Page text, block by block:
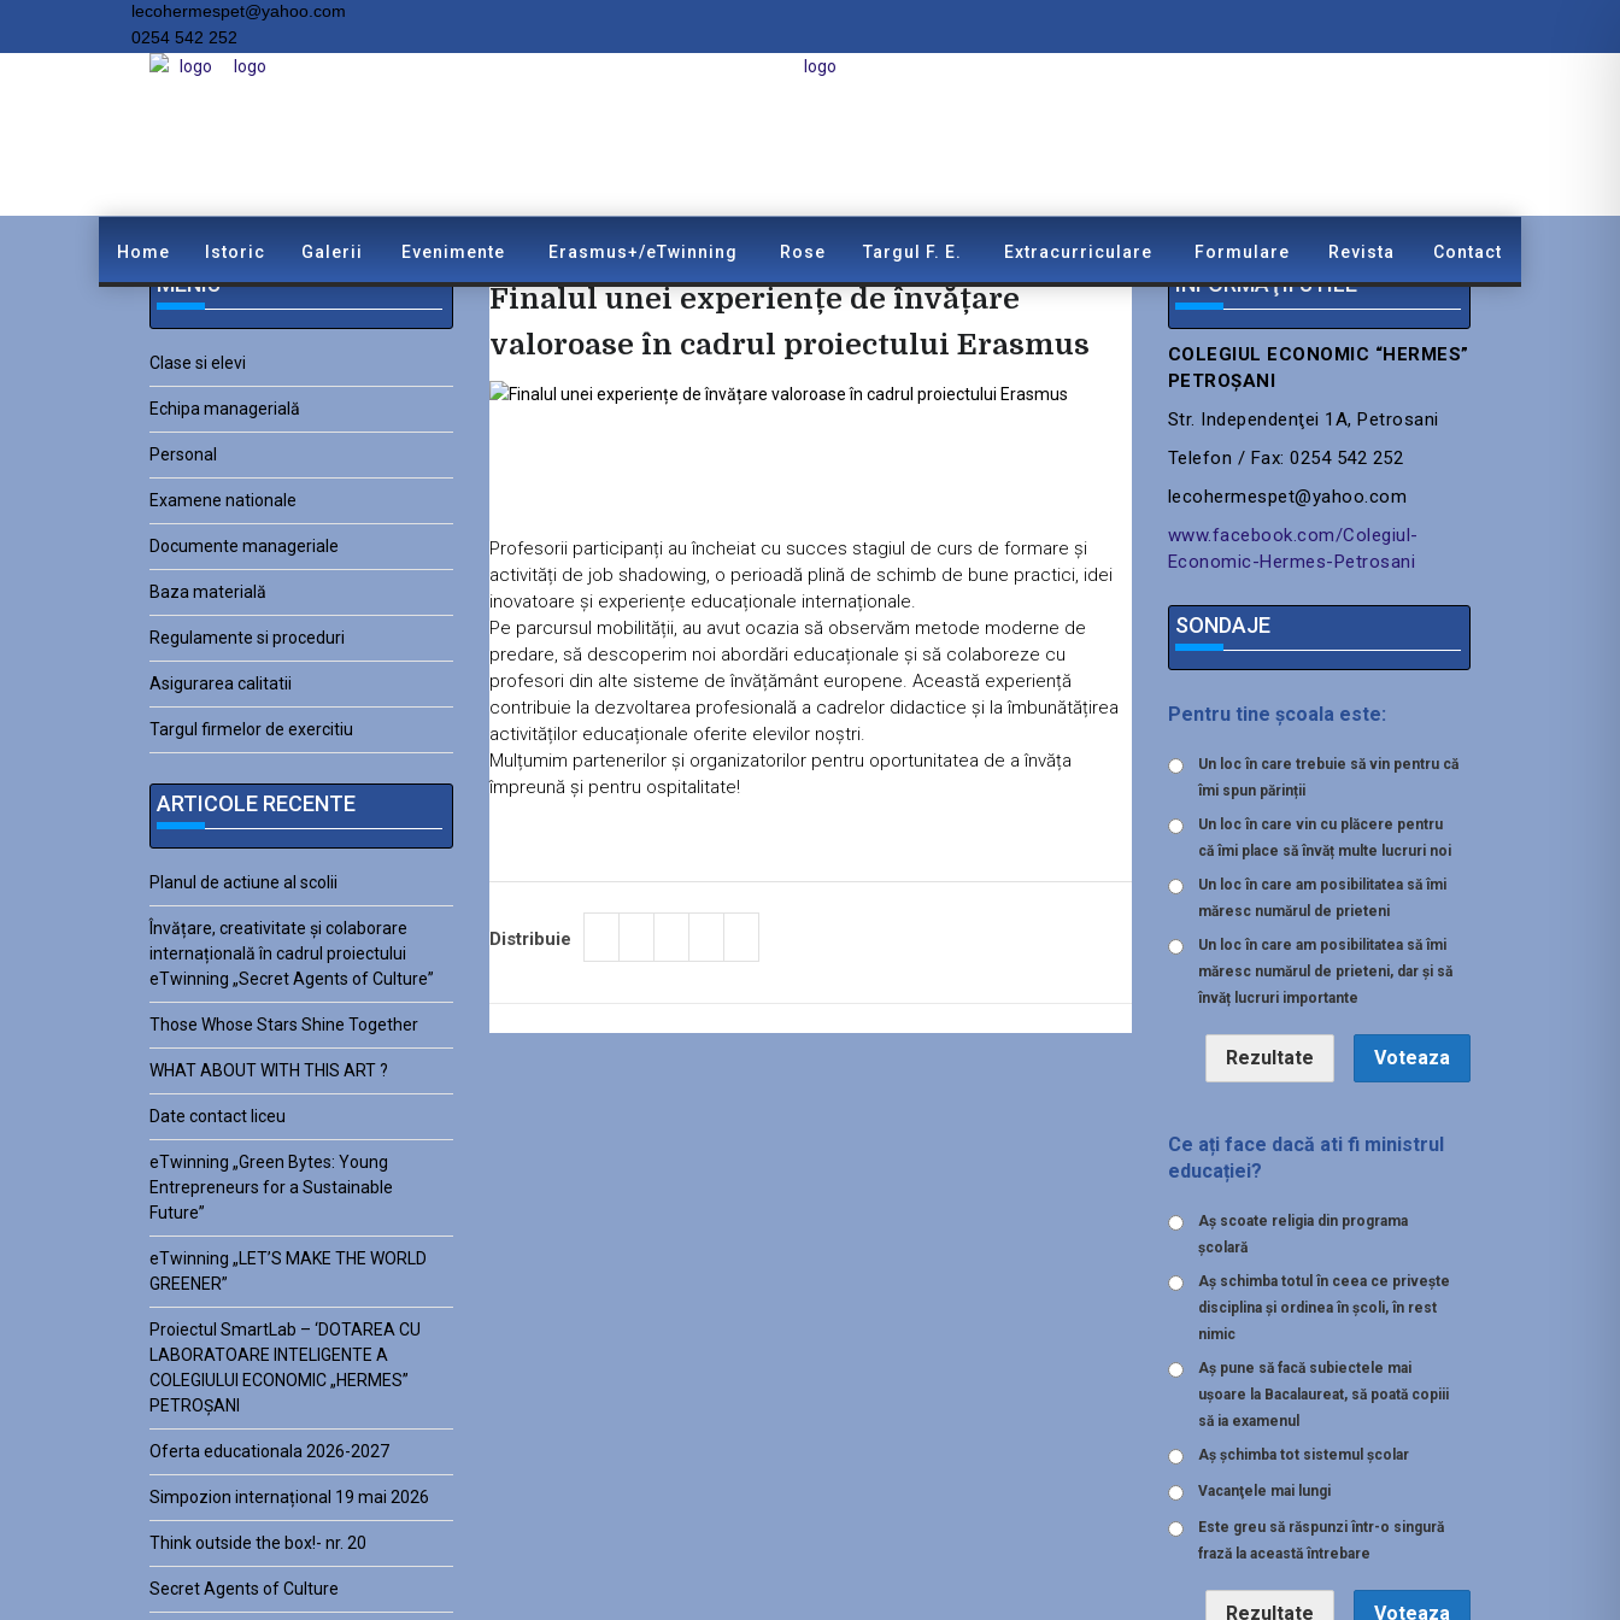
lecohermespet@yahoo.com
0254 542 252
Home Istoric Galerii Evenimente Erasmus+/eTwinning Rose Targul F. E. Extracurriculare Formulare Revista Contact
MENIU
Clase si elevi
Echipa managerială
Personal
Examene nationale
Documente manageriale
Baza materială
Regulamente si proceduri
Asigurarea calitatii
Targul firmelor de exercitiu
ARTICOLE RECENTE
Planul de actiune al scolii
Învățare, creativitate și colaborare
internațională în cadrul proiectului
eTwinning „Secret Agents of Culture”
Those Whose Stars Shine Together
WHAT ABOUT WITH THIS ART ?
Date contact liceu
eTwinning „Green Bytes: Young
Entrepreneurs for a Sustainable
Future”
eTwinning „LET’S MAKE THE WORLD
GREENER”
Proiectul SmartLab – ‘DOTAREA CU
LABORATOARE INTELIGENTE A
COLEGIULUI ECONOMIC „HERMES”
PETROȘANI
Oferta educationala 2026-2027
Simpozion internațional 19 mai 2026
Think outside the box!- nr. 20
Secret Agents of Culture
Finalul unei experiențe de învățare
valoroase în cadrul proiectului Erasmus
Profesorii participanți au încheiat cu succes stagiul de curs de formare și
activități de job shadowing, o perioadă plină de schimb de bune practici, idei
inovatoare și experiențe educaționale internaționale.
Pe parcursul mobilității, au avut ocazia să observăm metode moderne de
predare, să descoperim noi abordări educaționale și să colaboreze cu
profesori din alte sisteme de învățământ europene. Această experiență
contribuie la dezvoltarea profesională a cadrelor didactice și la îmbunătățirea
activităților educaționale oferite elevilor noștri.
Mulțumim partenerilor și organizatorilor pentru oportunitatea de a învăța
împreună și pentru ospitalitate!
Distribuie
INFORMAŢII UTILE
COLEGIUL ECONOMIC “HERMES”
PETROŞANI
Str. Independenţei 1A, Petrosani
Telefon / Fax: 0254 542 252
lecohermespet@yahoo.com
www.facebook.com/Colegiul-
Economic-Hermes-Petrosani
SONDAJE
Pentru tine școala este:
Un loc în care trebuie să vin pentru că
îmi spun părinții
Un loc în care vin cu plăcere pentru
că îmi place să învăț multe lucruri noi
Un loc în care am posibilitatea să îmi
măresc numărul de prieteni
Un loc în care am posibilitatea să îmi
măresc numărul de prieteni, dar și să
învăț lucruri importante
Rezultate Voteaza
Ce ați face dacă ati fi ministrul
educației?
Aş scoate religia din programa
şcolară
Aş schimba totul în ceea ce priveşte
disciplina şi ordinea în şcoli, în rest
nimic
Aş pune să facă subiectele mai
uşoare la Bacalaureat, să poată copiii
să ia examenul
Aş şchimba tot sistemul şcolar
Vacanţele mai lungi
Este greu să răspunzi într-o singură
frază la această întrebare
Rezultate Voteaza